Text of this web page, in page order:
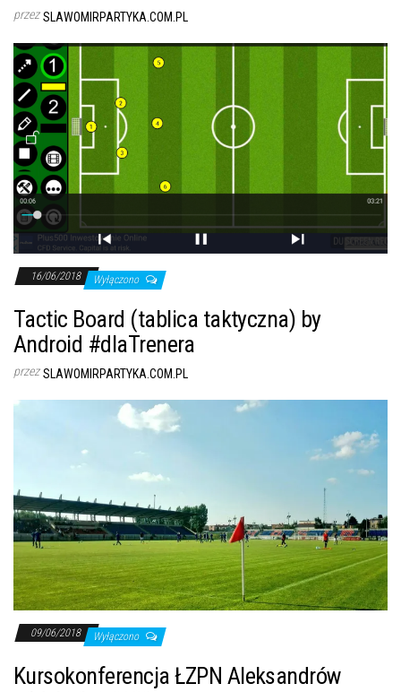
przez SLAWOMIRPARTYKA.COM.PL
16/06/2018 Wyłączono
Tactic Board (tablica taktyczna) by
Android #dlaTrenera
przez SLAWOMIRPARTYKA.COM.PL
09/06/2018 Wyłączono
Kursokonferencja ŁZPN Aleksandrów